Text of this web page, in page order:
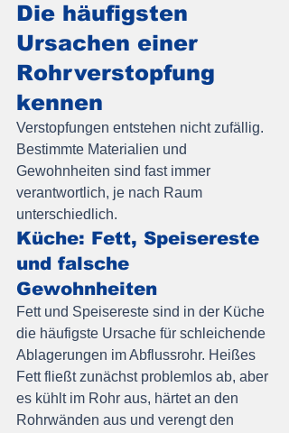
Die häufigsten
Ursachen einer
Rohrverstopfung
kennen
Verstopfungen entstehen nicht zufällig.
Bestimmte Materialien und
Gewohnheiten sind fast immer
verantwortlich, je nach Raum
unterschiedlich.
Küche: Fett, Speisereste
und falsche
Gewohnheiten
Fett und Speisereste sind in der Küche
die häufigste Ursache für schleichende
Ablagerungen im Abflussrohr. Heißes
Fett fließt zunächst problemlos ab, aber
es kühlt im Rohr aus, härtet an den
Rohrwänden aus und verengt den